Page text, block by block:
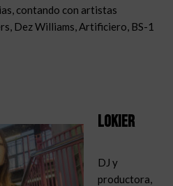
contando con artistas
Dez Williams, Artificiero, BS-1
Lokier
DJ y
productora,